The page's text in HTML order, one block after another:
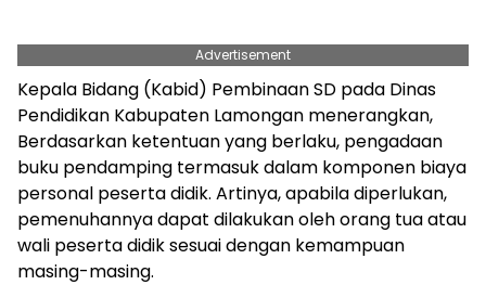
Advertisement
Kepala Bidang (Kabid) Pembinaan SD pada Dinas
Pendidikan Kabupaten Lamongan menerangkan,
Berdasarkan ketentuan yang berlaku, pengadaan
buku pendamping termasuk dalam komponen biaya
personal peserta didik. Artinya, apabila diperlukan,
pemenuhannya dapat dilakukan oleh orang tua atau
wali peserta didik sesuai dengan kemampuan
masing-masing.